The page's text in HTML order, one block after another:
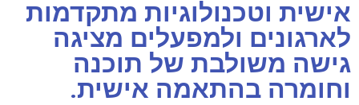
אישית וטכנולוגיות מתקדמות
לארגונים ולמפעלים מציגה
גישה משולבת של תוכנה
וחומרה בהתאמה אישית.